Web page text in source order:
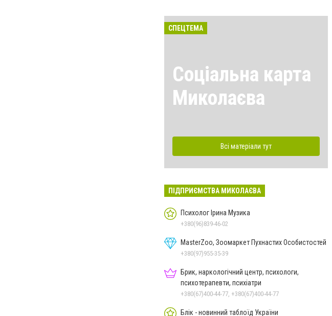
СПЕЦТЕМА
Соціальна карта
Миколаєва
Всі матеріали тут
ПІДПРИЄМСТВА МИКОЛАЄВА
Психолог Ірина Музика
+380(96)839-46-02
MasterZoo, Зоомаркет Пухнастих Особистостей
+380(97)955-35-39
Брик, наркологічний центр, психологи,
психотерапевти, психіатри
+380(67)400-44-77, +380(67)400-44-77
Блік - новинний таблоїд України